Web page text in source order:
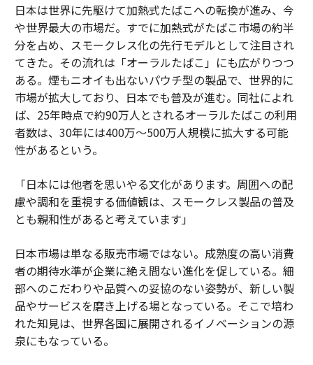
日本は世界に先駆けて加熱式たばこへの転換が進み、今
や世界最大の市場だ。すでに加熱式がたばこ市場の約半
分を占め、スモークレス化の先行モデルとして注目され
てきた。その流れは「オーラルたばこ」にも広がりつつ
ある。煙もニオイも出ないパウチ型の製品で、世界的に
市場が拡大しており、日本でも普及が進む。同社によれ
ば、25年時点で約90万人とされるオーラルたばこの利用
者数は、30年には400万～500万人規模に拡大する可能
性があるという。
「日本には他者を思いやる文化があります。周囲への配
慮や調和を重視する価値観は、スモークレス製品の普及
とも親和性があると考えています」
日本市場は単なる販売市場ではない。成熟度の高い消費
者の期待水準が企業に絶え間ない進化を促している。細
部へのこだわりや品質への妥協のない姿勢が、新しい製
品やサービスを磨き上げる場となっている。そこで培わ
れた知見は、世界各国に展開されるイノベーションの源
泉にもなっている。